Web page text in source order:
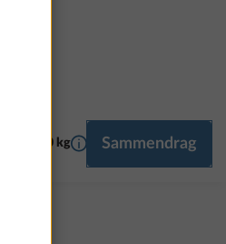
16.0 kgMer informasjon
Sammendrag